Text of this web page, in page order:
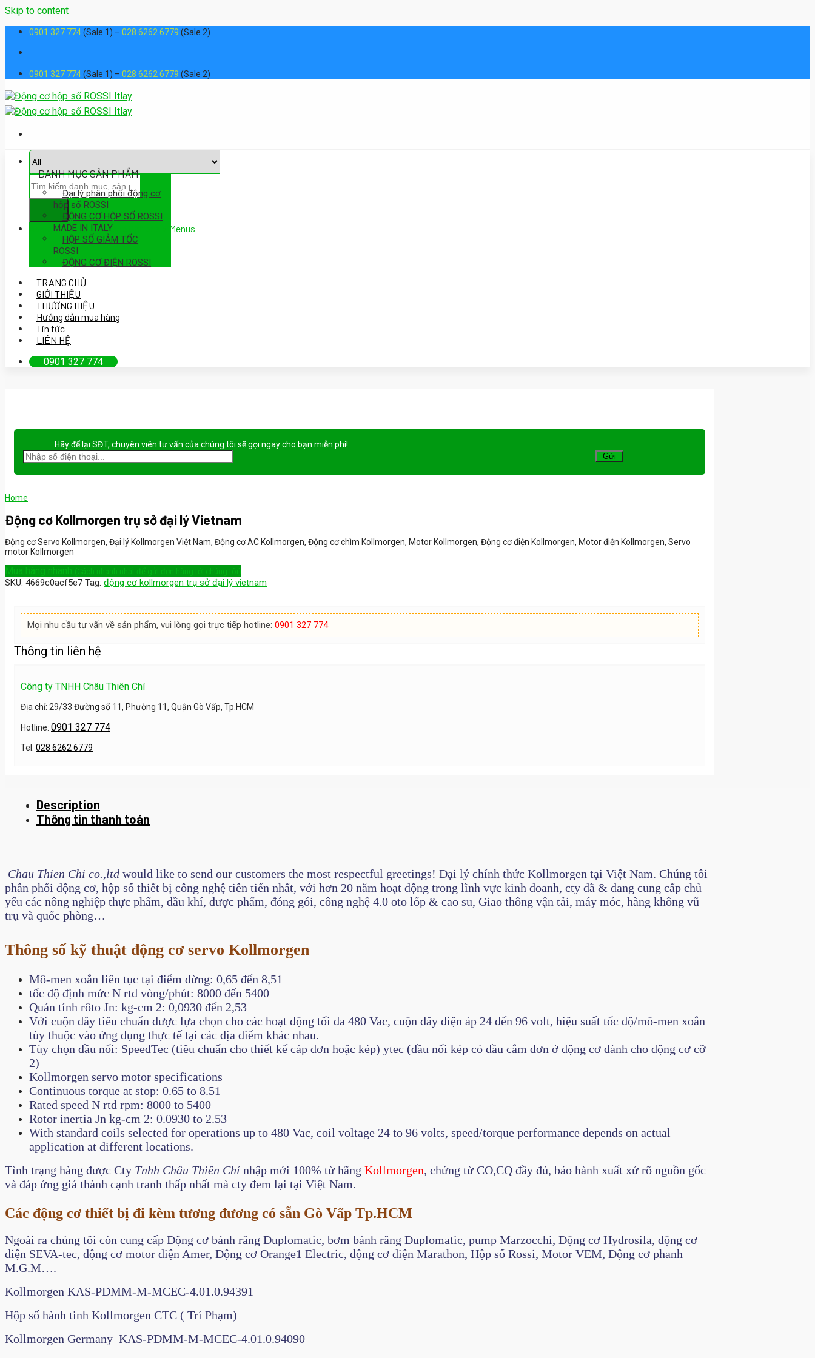
Skip to content
0901 327 774(Sale 1) – 028 6262 6779 (Sale 2)
0901 327 774(Sale 1) – 028 6262 6779 (Sale 2)
Assign a menu in Theme Options > Menus
DANH MỤC SẢN PHẨM
Đại lý phân phối động cơ
hộp số ROSSI
ĐỘNG CƠ HỘP SỐ ROSSI
MADE IN ITALY
HỘP SỐ GIẢM TỐC
ROSSI
ĐỘNG CƠ ĐIỆN ROSSI
TRANG CHỦ
GIỚI THIỆU
THƯƠNG HIỆU
Hướng dẫn mua hàng
Tin tức
LIÊN HỆ
0901 327 774
Hãy để lại SĐT, chuyên viên tư vấn của chúng tôi sẽ gọi ngay cho bạn miễn phí!
Home
Động cơ Kollmorgen trụ sở đại lý Vietnam
Động cơ Servo Kollmorgen, Đại lý Kollmorgen Việt Nam, Động cơ AC Kollmorgen, Động cơ chìm Kollmorgen, Motor Kollmorgen, Động cơ điện Kollmorgen, Motor điện Kollmorgen, Servo
motor Kollmorgen
Mua hàng nhanh (Cách nhanh nhất để gửi đơn hàng tới chúng tôi)
SKU: 4669c0acf5e7 Tag: động cơ kollmorgen trụ sở đại lý vietnam
Mọi nhu cầu tư vấn về sản phẩm, vui lòng gọi trực tiếp hotline: 0901 327 774
Thông tin liên hệ
Công ty TNHH Châu Thiên Chí
Địa chỉ: 29/33 Đường số 11, Phường 11, Quận Gò Vấp, Tp.HCM
Hotline: 0901 327 774
Tel: 028 6262 6779
Description
Thông tin thanh toán
Chau Thien Chi co.,ltd would like to send our customers the most respectful greetings! Đại lý chính thức Kollmorgen tại Việt Nam. Chúng tôi
phân phối động cơ, hộp số thiết bị công nghệ tiên tiến nhất, với hơn 20 năm hoạt động trong lĩnh vực kinh doanh, cty đã & đang cung cấp chủ
yếu các nông nghiệp thực phẩm, dầu khí, dược phẩm, đóng gói, công nghệ 4.0 oto lốp & cao su, Giao thông vận tải, máy móc, hàng không vũ
trụ và quốc phòng…
Thông số kỹ thuật động cơ servo Kollmorgen
Mô-men xoắn liên tục tại điểm dừng: 0,65 đến 8,51
tốc độ định mức N rtd vòng/phút: 8000 đến 5400
Quán tính rôto Jn​: kg-cm 2: 0,0930 đến 2,53
Với cuộn dây tiêu chuẩn được lựa chọn cho các hoạt động tối đa 480 Vac, cuộn dây điện áp 24 đến 96 volt, hiệu suất tốc độ/mô-men xoắn
tùy thuộc vào ứng dụng thực tế tại các địa điểm khác nhau.
Tùy chọn đầu nối: SpeedTec (tiêu chuẩn cho thiết kế cáp đơn hoặc kép) ytec (đầu nối kép có đầu cắm đơn ở động cơ dành cho động cơ cỡ
2)
Kollmorgen servo motor specifications
Continuous torque at stop: 0.65 to 8.51
Rated speed N rtd rpm: 8000 to 5400
Rotor inertia Jn​ kg-cm 2: 0.0930 to 2.53
With standard coils selected for operations up to 480 Vac, coil voltage 24 to 96 volts, speed/torque performance depends on actual
application at different locations.
Tình trạng hàng được Cty Tnhh Châu Thiên Chínhập mới 100% từ hãng Kollmorgen, chứng từ CO,CQ đầy đủ, bảo hành xuất xứ rõ nguồn gốc
và đáp ứng giá thành cạnh tranh thấp nhất mà cty đem lại tại Việt Nam.
Các động cơ thiết bị đi kèm tương đương có sẵn Gò Vấp Tp.HCM
Ngoài ra chúng tôi còn cung cấp Động cơ bánh răng Duplomatic, bơm bánh răng Duplomatic, pump Marzocchi, Động cơ Hydrosila, động cơ
điện SEVA-tec, động cơ motor điện Amer, Động cơ Orange1 Electric, động cơ điện Marathon, Hộp số Rossi, Motor VEM, Động cơ phanh
M.G.M….
Kollmorgen KAS-PDMM-M-MCEC-4.01.0.94391
Hộp số hành tinh Kollmorgen CTC ( Trí Phạm)
Kollmorgen Germany KAS-PDMM-M-MCEC-4.01.0.94090